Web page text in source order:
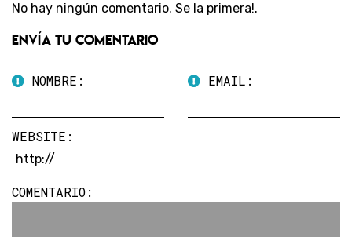
No hay ningún comentario. Se la primera!.
Envía tu comentario
NOMBRE: EMAIL:
WEBSITE:
COMENTARIO: